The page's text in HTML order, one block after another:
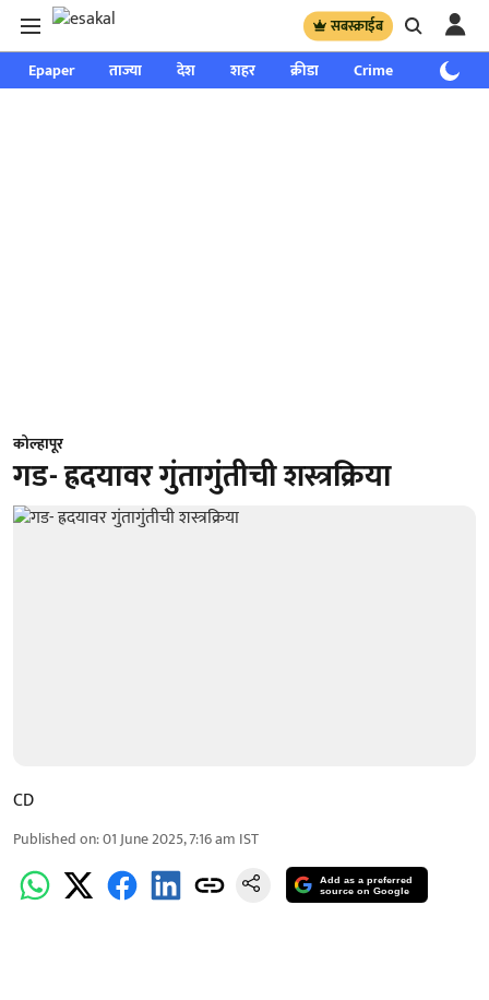
सबस्क्राईब
Epaper ताज्या देश शहर क्रीडा Crime साप्ताहिक
कोल्हापूर
गड- ह्रदयावर गुंतागुंतीची शस्त्रक्रिया
CD
Published on:01 June 2025, 7:16 am IST
Add as a preferred
source on Google